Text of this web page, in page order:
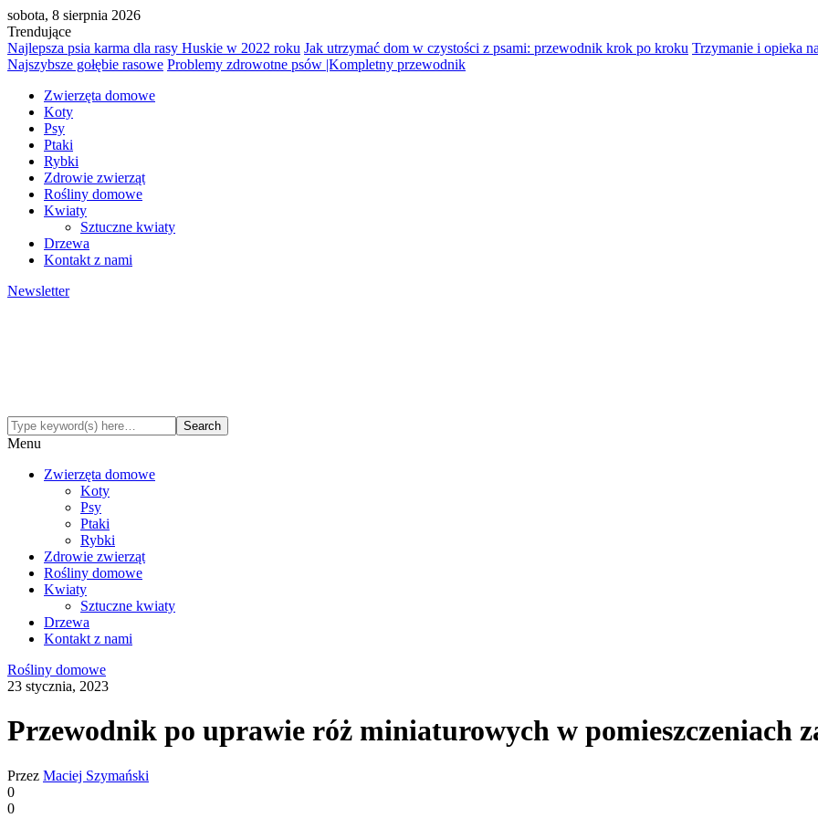
sobota, 8 sierpnia 2026
Trendujące
Najlepsza psia karma dla rasy Huskie w 2022 roku Jak utrzymać dom w czystości z psami: przewodnik krok po kroku Trzymanie i opieka
Najszybsze gołębie rasowe Problemy zdrowotne psów |Kompletny przewodnik
Zwierzęta domowe
Koty
Psy
Ptaki
Rybki
Zdrowie zwierząt
Rośliny domowe
Kwiaty
Sztuczne kwiaty
Drzewa
Kontakt z nami
Newsletter
Menu
Zwierzęta domowe
Koty
Psy
Ptaki
Rybki
Zdrowie zwierząt
Rośliny domowe
Kwiaty
Sztuczne kwiaty
Drzewa
Kontakt z nami
Rośliny domowe
23 stycznia, 2023
Przewodnik po uprawie róż miniaturowych w pomieszczeniach
Przez Maciej Szymański
0
0